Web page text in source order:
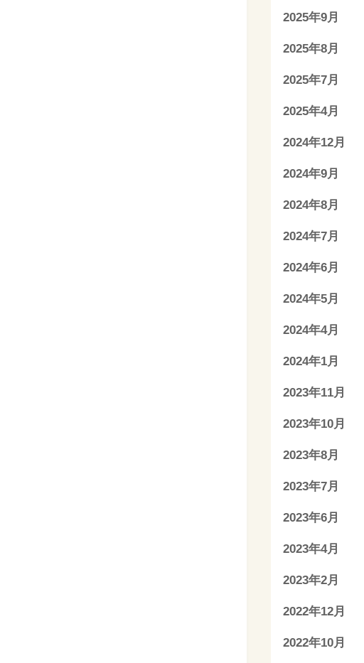
2025年9月
2025年8月
2025年7月
2025年4月
2024年12月
2024年9月
2024年8月
2024年7月
2024年6月
2024年5月
2024年4月
2024年1月
2023年11月
2023年10月
2023年8月
2023年7月
2023年6月
2023年4月
2023年2月
2022年12月
2022年10月